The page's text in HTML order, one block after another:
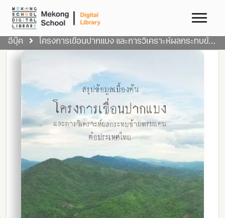
อีบุ๊ค โครงการเขื่อนปากแบง และการวิเคราะห์ผลกระทบข้ามพรมแดนต่อประเทศไทย